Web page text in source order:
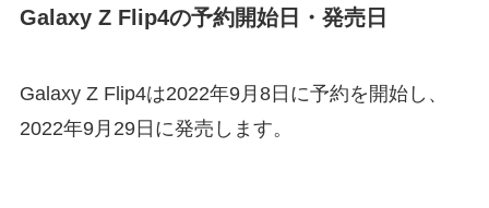
Galaxy Z Flip4の予約開始日・発売日
Galaxy Z Flip4は2022年9月8日に予約を開始し、
2022年9月29日に発売します。